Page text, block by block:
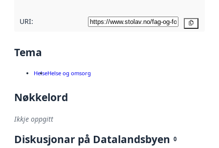
URI:
Tema
HelseHelse og omsorg
Nøkkelord
Ikkje oppgitt
Diskusjonar på Datalandsbyen 0